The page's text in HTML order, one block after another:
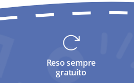
Reso sempre
gratuito